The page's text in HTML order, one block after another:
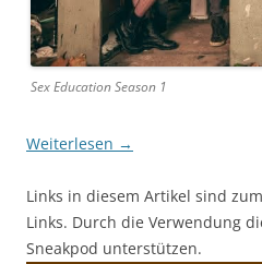
Sex Education Season 1
Weiterlesen →
Links in diesem Artikel sind
Links. Durch die Verwendung
Sneakpod unterstützen.